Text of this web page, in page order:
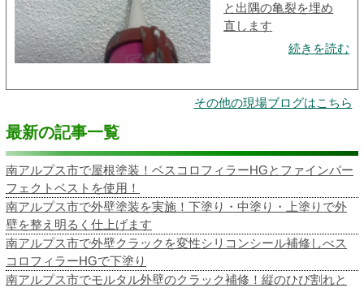
と出隅の亀裂を埋め
直します
続きを読む
その他の現場ブログはこちら
最新の記事一覧
南アルプス市で屋根塗装！ベスコロフィラーHGとファインパー
フェクトベストを使用！
南アルプス市で外壁塗装を実施！下塗り・中塗り・上塗りで外
壁を整え明るく仕上げます
南アルプス市で外壁クラックを変性シリコンシール補修しべス
コロフィラーHGで下塗り
南アルプス市でモルタル外壁のクラック補修！縦のひび割れと